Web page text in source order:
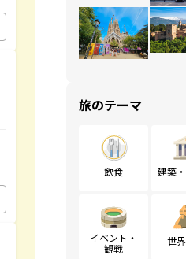
旅のテーマ
飲食 建築
イベント・
観戦
世